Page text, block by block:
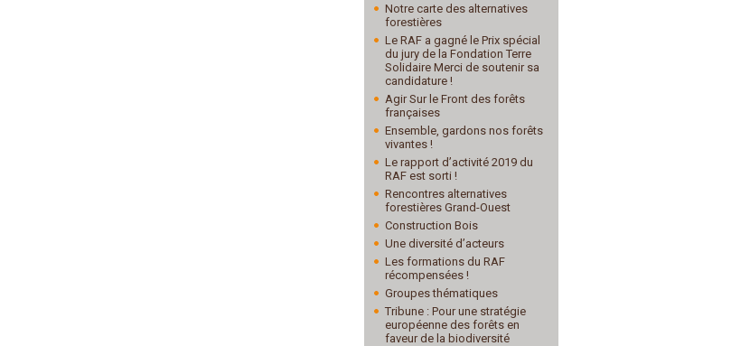
Notre carte des alternatives
forestières
Le RAF a gagné le Prix spécial
du jury de la Fondation Terre
Solidaire Merci de soutenir sa
candidature !
Agir Sur le Front des forêts
françaises
Ensemble, gardons nos forêts
vivantes !
Le rapport d’activité 2019 du
RAF est sorti !
Rencontres alternatives
forestières Grand-Ouest
Construction Bois
Une diversité d’acteurs
Les formations du RAF
récompensées !
Groupes thématiques
Tribune : Pour une stratégie
européenne des forêts en
faveur de la biodiversité